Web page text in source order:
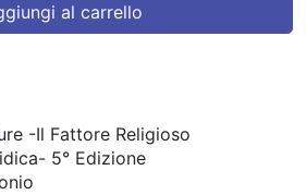
al carrello
-Il Fattore Religioso
5° Edizione